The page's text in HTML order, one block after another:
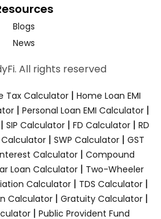
Blogs
News
All rights reserved
Tax Calculator | Home Loan EMI
| Personal Loan EMI Calculator |
| SIP Calculator | FD Calculator | RD
| SWP Calculator | GST
Calculator| Compound
Loan Calculator| Two-Wheeler
Calculator| TDS Calculator|
Calculator| Gratuity Calculator|
| Public Provident Fund